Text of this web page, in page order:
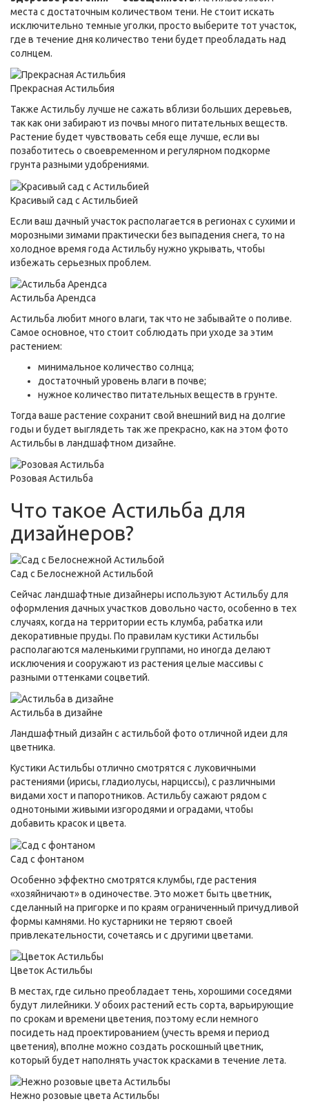
места с достаточным количеством тени. Не стоит искать
исключительно темные уголки, просто выберите тот участок,
где в течение дня количество тени будет преобладать над
солнцем.
Прекрасная Астильбия
Также Астильбу лучше не сажать вблизи больших деревьев,
так как они забирают из почвы много питательных веществ.
Растение будет чувствовать себя еще лучше, если вы
позаботитесь о своевременном и регулярном подкорме
грунта разными удобрениями.
Красивый сад с Астильбией
Если ваш дачный участок располагается в регионах с сухими и
морозными зимами практически без выпадения снега, то на
холодное время года Астильбу нужно укрывать, чтобы
избежать серьезных проблем.
Астильба Арендса
Астильба любит много влаги, так что не забывайте о поливе.
Самое основное, что стоит соблюдать при уходе за этим
растением:
минимальное количество солнца;
достаточный уровень влаги в почве;
нужное количество питательных веществ в грунте.
Тогда ваше растение сохранит свой внешний вид на долгие
годы и будет выглядеть так же прекрасно, как на этом фото
Астильбы в ландшафтном дизайне.
Розовая Астильба
Что такое Астильба для
дизайнеров?
Сад с Белоснежной Астильбой
Сейчас ландшафтные дизайнеры используют Астильбу для
оформления дачных участков довольно часто, особенно в тех
случаях, когда на территории есть клумба, рабатка или
декоративные пруды. По правилам кустики Астильбы
располагаются маленькими группами, но иногда делают
исключения и сооружают из растения целые массивы с
разными оттенками соцветий.
Астильба в дизайне
Ландшафтный дизайн с астильбой фото отличной идеи для
цветника.
Кустики Астильбы отлично смотрятся с луковичными
растениями (ирисы, гладиолусы, нарциссы), с различными
видами хост и папоротников. Астильбу сажают рядом с
однотоными живыми изгородями и оградами, чтобы
добавить красок и цвета.
Сад с фонтаном
Особенно эффектно смотрятся клумбы, где растения
«хозяйничают» в одиночестве. Это может быть цветник,
сделанный на пригорке и по краям ограниченный причудливой
формы камнями. Но кустарники не теряют своей
привлекательности, сочетаясь и с другими цветами.
Цветок Астильбы
В местах, где сильно преобладает тень, хорошими соседями
будут лилейники. У обоих растений есть сорта, варьирующие
по срокам и времени цветения, поэтому если немного
посидеть над проектированием (учесть время и период
цветения), вполне можно создать роскошный цветник,
который будет наполнять участок красками в течение лета.
Нежно розовые цвета Астильбы